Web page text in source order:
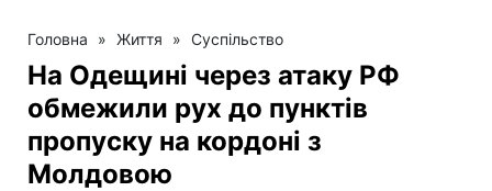
Головна » Життя » Суспільство
На Одещині через атаку РФ
обмежили рух до пунктів
пропуску на кордоні з
Молдовою